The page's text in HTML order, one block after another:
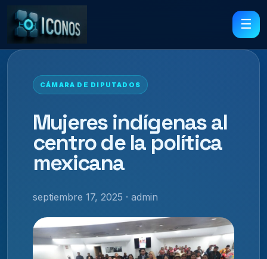
☰
CÁMARA DE DIPUTADOS
Mujeres indígenas al
centro de la política
mexicana
septiembre 17, 2025 · admin